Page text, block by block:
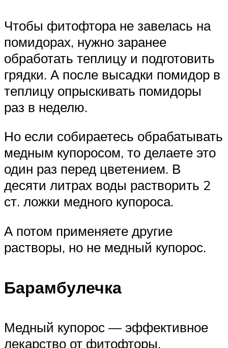
Чтобы фитофтора не завелась на
помидорах, нужно заранее
обработать теплицу и подготовить
грядки. А после высадки помидор в
теплицу опрыскивать помидоры
раз в неделю.
Но если собираетесь обрабатывать
медным купоросом, то делаете это
один раз перед цветением. В
десяти литрах воды растворить 2
ст. ложки медного купороса.
А потом применяете другие
растворы, но не медный купорос.
Барамбулечка
Медный купорос — эффективное
лекарство от фитофторы.